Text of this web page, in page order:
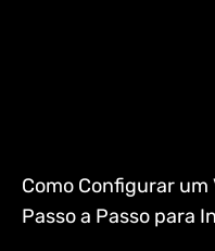
Como Configurar um
Passo a Passo para